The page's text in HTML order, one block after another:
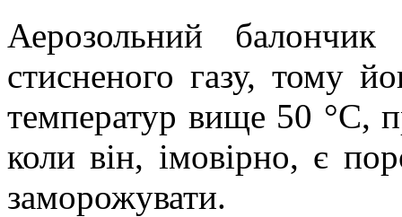
Аерозольний
стисненого газу, тому
температур вище 50 °C,
коли він, імовірно, є
заморожувати.